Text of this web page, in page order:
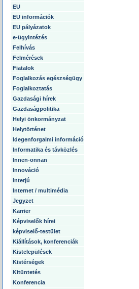
EU
EU információk
EU pályázatok
e-ügyintézés
Felhívás
Felmérések
Fiatalok
Foglalkozás egészségügy
Foglalkoztatás
Gazdasági hírek
Gazdaságpolitika
Helyi önkormányzat
Helytörténet
Idegenforgalmi információ
Informatika és távközlés
Innen-onnan
Innováció
Interjú
Internet / multimédia
Jegyzet
Karrier
Képviselők hírei
képviselő-testület
Kiállítások, konferenciák
Kistelepülések
Kistérségek
Kitüntetés
Konferencia